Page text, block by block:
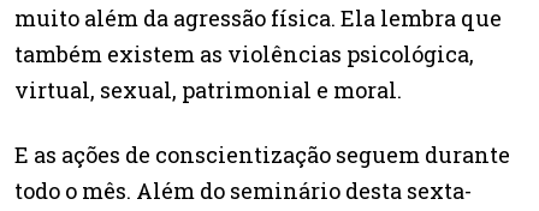
muito além da agressão física. Ela lembra que
também existem as violências psicológica,
virtual, sexual, patrimonial e moral.
E as ações de conscientização seguem durante
todo o mês. Além do seminário desta sexta-